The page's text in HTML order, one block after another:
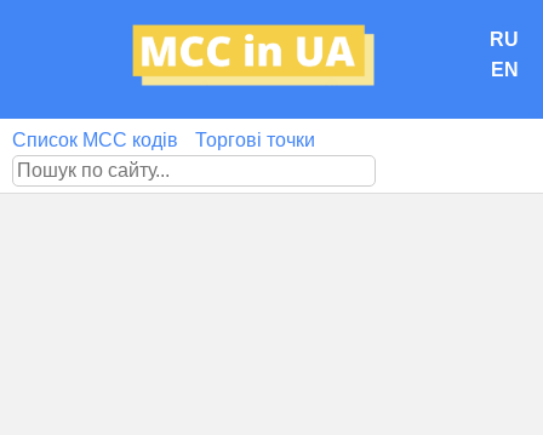
RU
EN
Список MCC кодів Торгові точки